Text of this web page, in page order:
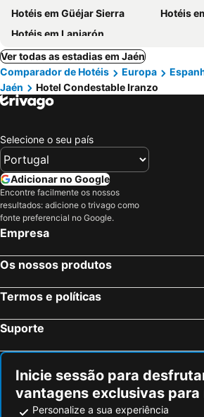
Hotéis em Güéjar Sierra
Hotéis
Hotéis em Lanjarón
Ver todas as estadias em Jaén
Comparador de Hotéis
Europa
Jaén
Hotel Condestable Iranzo
Selecione o seu país
Adicionar no Google
Encontre facilmente os nossos
resultados: adicione o trivago como
fonte preferencial no Google.
Empresa
Os nossos produtos
Termos e políticas
Suporte
Inicie sessão para
vantagens exclusivas para
Personalize a sua experiência